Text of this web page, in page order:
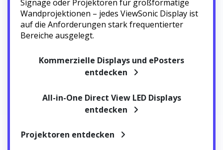
Signage oder Projektoren für großformatige
Wandprojektionen – jedes ViewSonic Display ist
auf die Anforderungen stark frequentierter
Bereiche ausgelegt.
Kommerzielle Displays und ePosters
entdecken
All-in-One Direct View LED Displays
entdecken
Projektoren entdecken